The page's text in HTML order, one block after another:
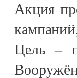
Акция
Цель –